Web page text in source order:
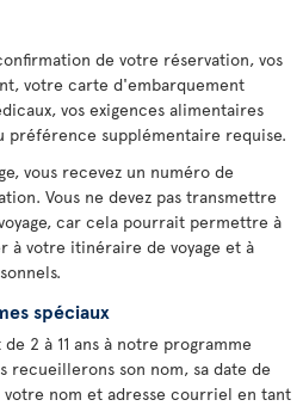
de votre réservation, vos
votre carte d'embarquement
vos exigences alimentaires
supplémentaire requise.
vous recevez un numéro de
Vous ne devez pas transmettre
car cela pourrait permettre à
à votre itinéraire de voyage et à
spéciaux
2 à 11 ans à notre programme
recueillerons son nom, sa date de
votre nom et adresse courriel en tant